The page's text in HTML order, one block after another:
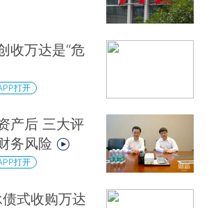
收万达是“危
打开
产后 三大评
务风险
打开
式收购万达